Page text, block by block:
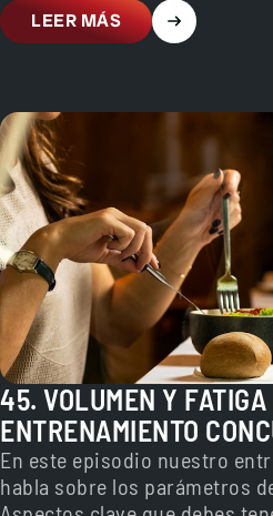
LEER MÁS
45. VOLUMEN Y
ENTRENAMIENTO
En este episodio nuestro
habla sobre los parámetros